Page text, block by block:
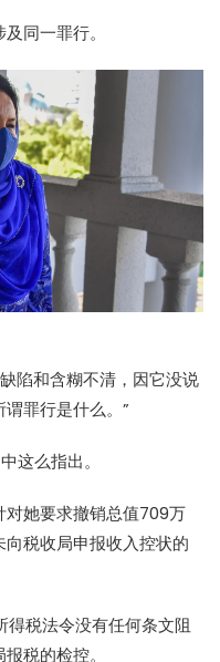
同一罪行。
陷和含糊不清，因它没说
罪行是什么。”
这么指出。
她要求撤销总值709万
税收局申报收入控状的
得税法令没有任何条文阻
税的检控。